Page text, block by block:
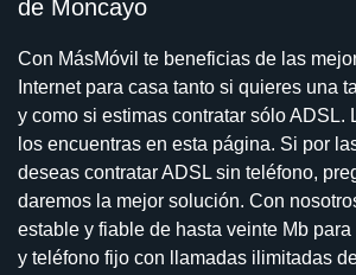
de Moncayo
Con MásMóvil te beneficias de las
Internet para casa tanto si quieres una
y como si estimas contratar sólo ADSL.
los encuentras en esta página. Si por
deseas contratar ADSL sin teléfono,
daremos la mejor solución. Con
estable y fiable de hasta veinte Mb
y teléfono fijo con llamadas ilimitadas